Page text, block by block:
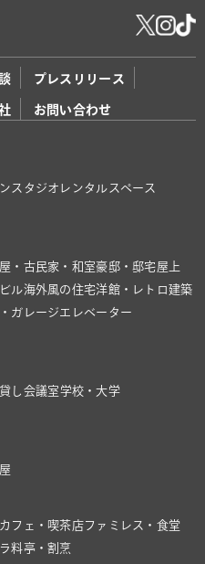
プレスリリース
お問い合わせ
スタジオ レンタルスペース
・古民家・和室豪邸・邸宅屋上
ル海外風の住宅洋館・レトロ建築
ガレージ エレベーター
貸し会議室学校・大学
カフェ・喫茶店ファミレス・食堂
料亭・割烹